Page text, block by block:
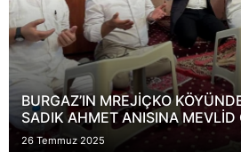
BURGAZ’IN MREJİÇKO
SADIK AHMET ANISINA MEVLİD
26 Temmuz 2025